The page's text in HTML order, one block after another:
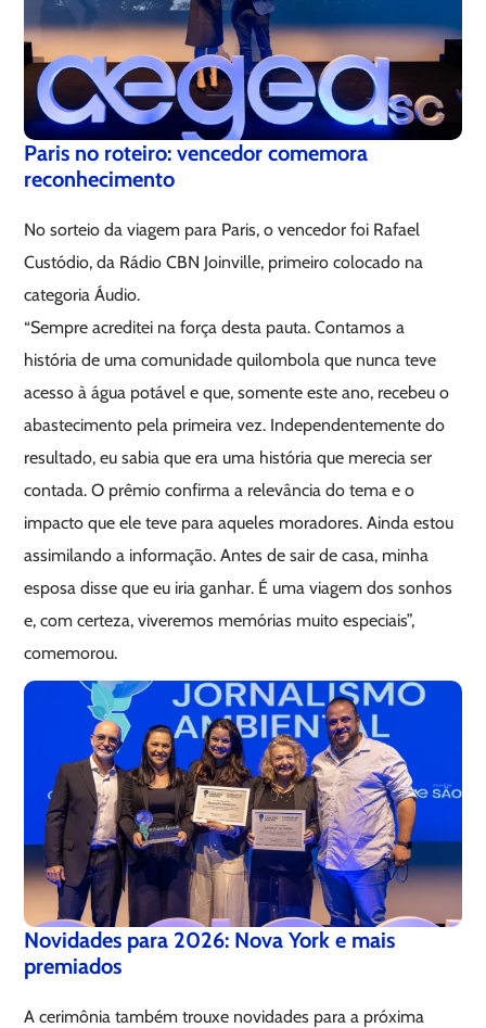
Paris no roteiro: vencedor comemora
reconhecimento
No sorteio da viagem para Paris, o vencedor foi Rafael
Custódio, da Rádio CBN Joinville, primeiro colocado na
categoria Áudio.
“Sempre acreditei na força desta pauta. Contamos a
história de uma comunidade quilombola que nunca teve
acesso à água potável e que, somente este ano, recebeu o
abastecimento pela primeira vez. Independentemente do
resultado, eu sabia que era uma história que merecia ser
contada. O prêmio confirma a relevância do tema e o
impacto que ele teve para aqueles moradores. Ainda estou
assimilando a informação. Antes de sair de casa, minha
esposa disse que eu iria ganhar. É uma viagem dos sonhos
e, com certeza, viveremos memórias muito especiais”,
comemorou.
Novidades para 2026: Nova York e mais
premiados
A cerimônia também trouxe novidades para a próxima